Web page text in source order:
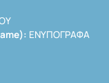
ΕΝΥΠΟΓΡΑΦΑ